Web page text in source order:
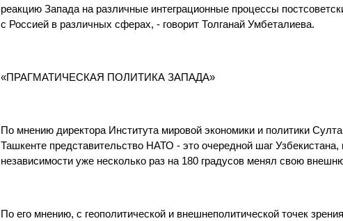
реакцию Запада на различные интеграционные процессы
с Россией в различных сферах, - говорит Толганай Умбеталиева.
«ПРАГМАТИЧЕСКАЯ ПОЛИТИКА ЗАПАДА»
По мнению директора Института мировой экономики и политики
Ташкенте представительство НАТО - это очередной шаг Узбекистана,
независимости уже несколько раз на 180 градусов менял свою
По его мнению, с геополитической и внешнеполитической точек